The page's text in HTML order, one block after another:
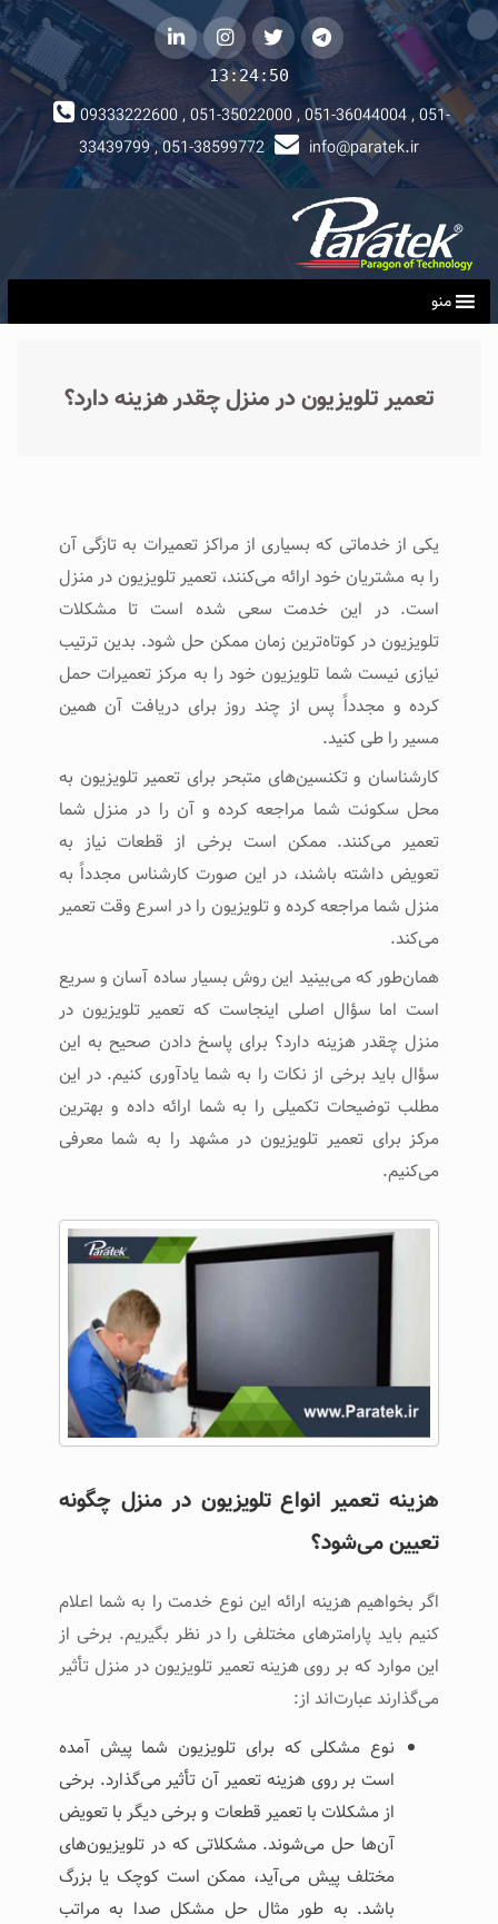
telegramتوییتر instagramلینکداین
13:24:51
09333222600 , 051-35022000 , 051-36044004 , 051-
33439799 , 051-38599772
info@paratek.ir
منو
تعمیر تلویزیون در منزل چقدر هزینه دارد؟
یکی از خدماتی که بسیاری از مراکز تعمیرات به تازگی آن
را به مشتریان خود ارائه می‌کنند، تعمیر تلویزیون در منزل
است. در این خدمت سعی شده است تا مشکلات
تلویزیون در کوتاه‌ترین زمان ممکن حل شود. بدین ترتیب
نیازی نیست شما تلویزیون خود را به مرکز تعمیرات حمل
کرده و مجدداً پس از چند روز برای دریافت آن همین
مسیر را طی کنید.
کارشناسان و تکنسین‌های متبحر برای تعمیر تلویزیون به
محل سکونت شما مراجعه کرده و آن را در منزل شما
تعمیر می‌کنند. ممکن است برخی از قطعات نیاز به
تعویض داشته باشند، در این صورت کارشناس مجدداً به
منزل شما مراجعه کرده و تلویزیون را در اسرع وقت تعمیر
می‌کند.
همان‌طور که می‌بینید این روش بسیار ساده آسان و سریع
است اما سؤال اصلی اینجاست که تعمیر تلویزیون در
منزل چقدر هزینه دارد؟ برای پاسخ دادن صحیح به این
سؤال باید برخی از نکات را به شما یادآوری کنیم. در این
مطلب توضیحات تکمیلی را به شما ارائه داده و بهترین
مرکز برای تعمیر تلویزیون در مشهد را به شما معرفی
می‌کنیم.
هزینه تعمیر انواع تلویزیون در منزل چگونه
تعیین می‌شود؟
اگر بخواهیم هزینه ارائه این نوع خدمت را به شما اعلام
کنیم باید پارامترهای مختلفی را در نظر بگیریم. برخی از
این موارد که بر روی هزینه تعمیر تلویزیون در منزل تأثیر
می‌گذارند عبارت‌اند از:
نوع مشکلی که برای تلویزیون شما پیش آمده
است بر روی هزینه تعمیر آن تأثیر می‌گذارد. برخی
از مشکلات با تعمیر قطعات و برخی دیگر با تعویض
آن‌ها حل می‌شوند. مشکلاتی که در تلویزیون‌های
مختلف پیش می‌آید، ممکن است کوچک یا بزرگ
باشد. به طور مثال حل مشکل صدا به مراتب